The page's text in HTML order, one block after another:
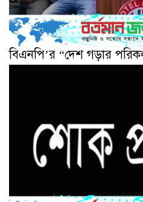
বিএনপি’র “দেশ গড়ার